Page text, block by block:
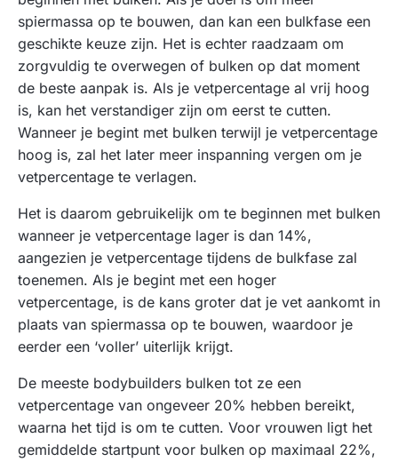
spiermassa op te bouwen, dan kan een bulkfase een
geschikte keuze zijn. Het is echter raadzaam om
zorgvuldig te overwegen of bulken op dat moment
de beste aanpak is. Als je vetpercentage al vrij hoog
is, kan het verstandiger zijn om eerst te cutten.
Wanneer je begint met bulken terwijl je vetpercentage
hoog is, zal het later meer inspanning vergen om je
vetpercentage te verlagen.
Het is daarom gebruikelijk om te beginnen met bulken
wanneer je vetpercentage lager is dan 14%,
aangezien je vetpercentage tijdens de bulkfase zal
toenemen. Als je begint met een hoger
vetpercentage, is de kans groter dat je vet aankomt in
plaats van spiermassa op te bouwen, waardoor je
eerder een ‘voller’ uiterlijk krijgt.
De meeste bodybuilders bulken tot ze een
vetpercentage van ongeveer 20% hebben bereikt,
waarna het tijd is om te cutten. Voor vrouwen ligt het
gemiddelde startpunt voor bulken op maximaal 22%,